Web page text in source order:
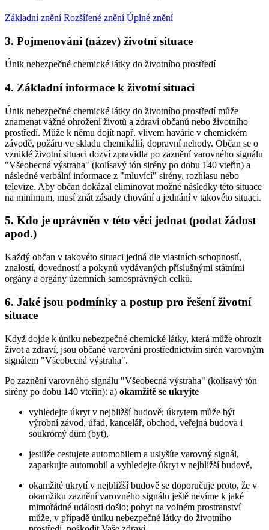
Základní znění Rozšířené znění Úplné znění
3. Pojmenování (název) životní situace
Únik nebezpečné chemické látky do životního prostředí
4. Základní informace k životní situaci
Únik nebezpečné chemické látky do životního prostředí může
znamenat vážné ohrožení životů a zdraví občanů nebo životního
prostředí. Může k němu dojít např. vlivem havárie v chemickém
závodě, požáru ve skladu chemikálií, dopravní nehody. Občan se o
vzniklé životní situaci dozví zpravidla po zaznění varovného signálu
"Všeobecná výstraha" (kolísavý tón sirény po dobu 140 vteřin) a
následné verbální informace z "mluvící" sirény, rozhlasu nebo
televize. Aby občan dokázal eliminovat možné následky této situace
na minimum, musí znát zásady chování a jednání v takovéto situaci.
5. Kdo je oprávněn v této věci jednat (podat žádost
apod.)
Každý občan v takovéto situaci jedná dle vlastních schopností,
znalostí, dovedností a pokynů vydávaných příslušnými státními
orgány a orgány územních samosprávných celků.
6. Jaké jsou podmínky a postup pro řešení životní
situace
Když dojde k úniku nebezpečné chemické látky, která může ohrozit
život a zdraví, jsou občané varováni prostřednictvím sirén varovným
signálem "Všeobecná výstraha".
Po zaznění varovného signálu "Všeobecná výstraha" (kolísavý tón
sirény po dobu 140 vteřin): a) okamžitě se ukryjte
vyhledejte úkryt v nejbližší budově; úkrytem může být
výrobní závod, úřad, kancelář, obchod, veřejná budova i
soukromý dům (byt),
jestliže cestujete automobilem a uslyšíte varovný signál,
zaparkujte automobil a vyhledejte úkryt v nejbližší budově,
okamžité ukrytí v nejbližší budově se doporučuje proto, že v
okamžiku zaznění varovného signálu ještě nevíme k jaké
mimořádné události došlo; pobyt na volném prostranství
může, v případě úniku nebezpečné látky do životního